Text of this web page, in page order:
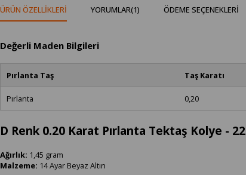
ÜRÜN ÖZELLIKLERI YORUMLAR(1) ÖDEME SEÇENEKLERI
Değerli Maden Bilgileri
Pırlanta Taş Taş Karatı
Pırlanta 0,20
D Renk 0.20 Karat Pırlanta Tektaş Kolye -
Ağırlık: 1,45 gram
Malzeme: 14 Ayar Beyaz Altın